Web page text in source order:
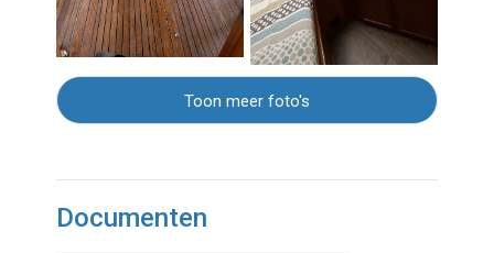
Toon meer foto's
Documenten